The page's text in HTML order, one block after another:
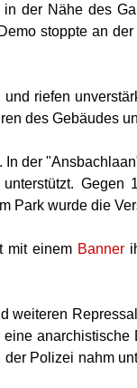
der Nähe des
stoppte an
riefen
des Gebäudes
der
Park wurde die
mit einem Banner
weiteren
Polizei nahm